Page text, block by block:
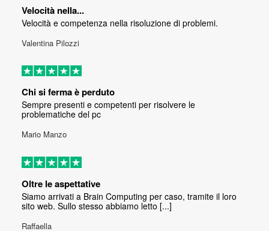
Velocità nella...
Velocità e competenza nella risoluzione di problemi.
Valentina Pilozzi
Chi si ferma è perduto
Sempre presenti e competenti per risolvere le
problematiche del pc
Mario Manzo
Oltre le aspettative
Siamo arrivati a Brain Computing per caso, tramite il loro
sito web. Sullo stesso abbiamo letto [...]
Raffaella